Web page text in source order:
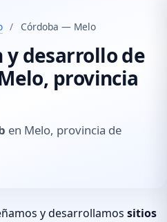
/ Córdoba — Melo
y desarrollo de
provincia
en Melo, provincia de
y desarrollamos sitios